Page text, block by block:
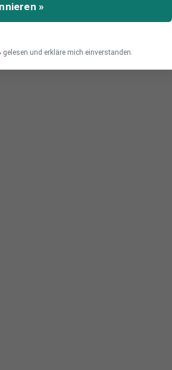
»
gelesen und erkläre mich einverstanden.